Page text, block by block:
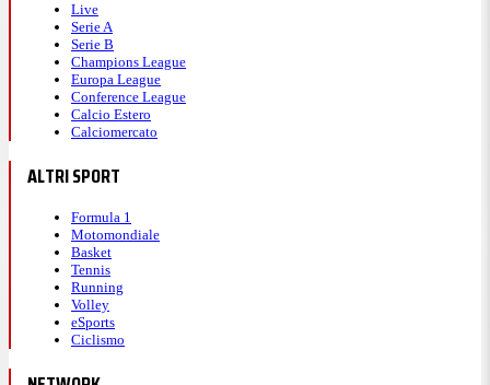
Live
Serie A
Serie B
Champions League
Europa League
Conference League
Calcio Estero
Calciomercato
ALTRI SPORT
Formula 1
Motomondiale
Basket
Tennis
Running
Volley
eSports
Ciclismo